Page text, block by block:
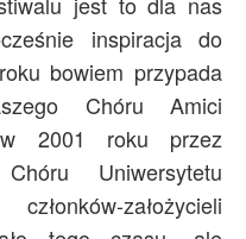
inspiracja do
bowiem przypada
Chóru Amici
w 2001 roku przez
Uniwersytetu
założycieli